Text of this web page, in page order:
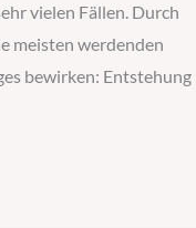
vielen Fällen. Durch
meisten werdenden
bewirken: Entstehung